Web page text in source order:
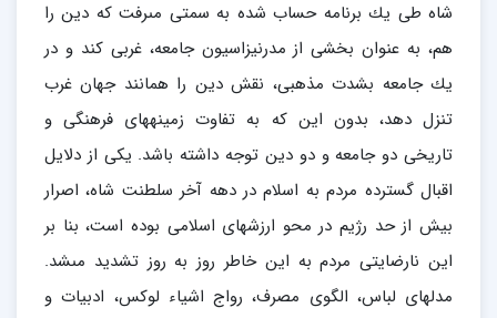
شاه طى يك برنامه حساب شده به سمتى مى‏رفت كه دين را
هم، به عنوان بخشى از مدرنيزاسيون جامعه، غربى كند و در
يك جامعه بشدت مذهبى، نقش دين را همانند جهان غرب
تنزل دهد، بدون اين كه به تفاوت زمينه‏هاى فرهنگى و
تاريخى دو جامعه و دو دين توجه داشته باشد. يكى از دلايل
اقبال گسترده مردم به اسلام در دهه آخر سلطنت شاه، اصرار
بيش از حد رژيم در محو ارزشهاى اسلامى بوده است، بنا بر
اين نارضايتى مردم به اين خاطر روز به روز تشديد مى‏شد.
مدلهاى لباس، الگوى مصرف، رواج اشياء لوكس، ادبيات و